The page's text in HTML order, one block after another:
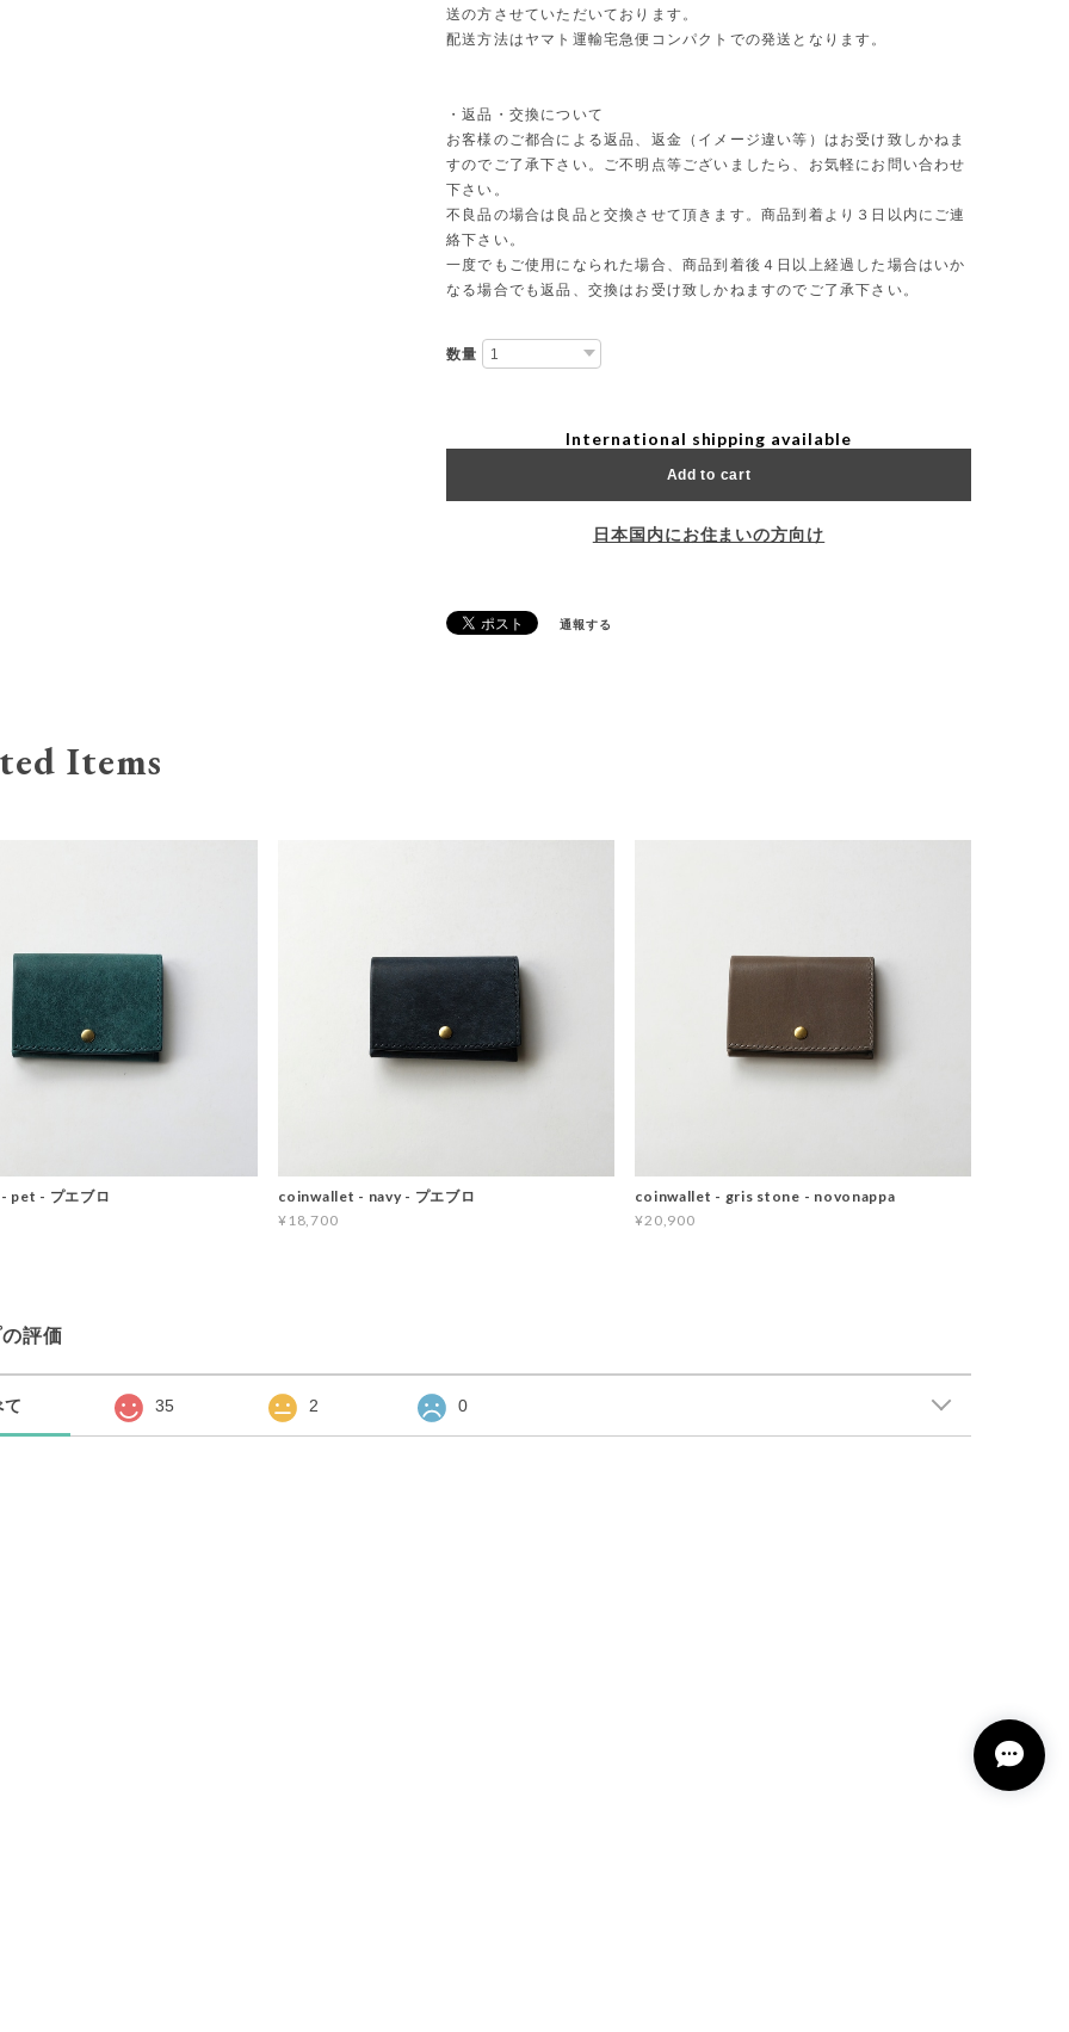
送の方させていただいております。
配送方法はヤマト運輸宅急便コンパクトでの発送となります。
・返品・交換について
お客様のご都合による返品、返金（イメージ違い等）はお受け致しかねま
すのでご了承下さい。ご不明点等ございましたら、お気軽にお問い合わせ
下さい。
不良品の場合は良品と交換させて頂きます。商品到着より３日以内にご連
絡下さい。
一度でもご使用になられた場合、商品到着後４日以上経過した場合はいか
なる場合でも返品、交換はお受け致しかねますのでご了承下さい。
数量
International shipping available
Add to cart
日本国内にお住まいの方向け
通報する
Items
pet - プエブロ
coinwallet - navy - プエブロ
¥18,700
coinwallet - gris stone - novonappa
¥20,900
評価
て 35 2 0